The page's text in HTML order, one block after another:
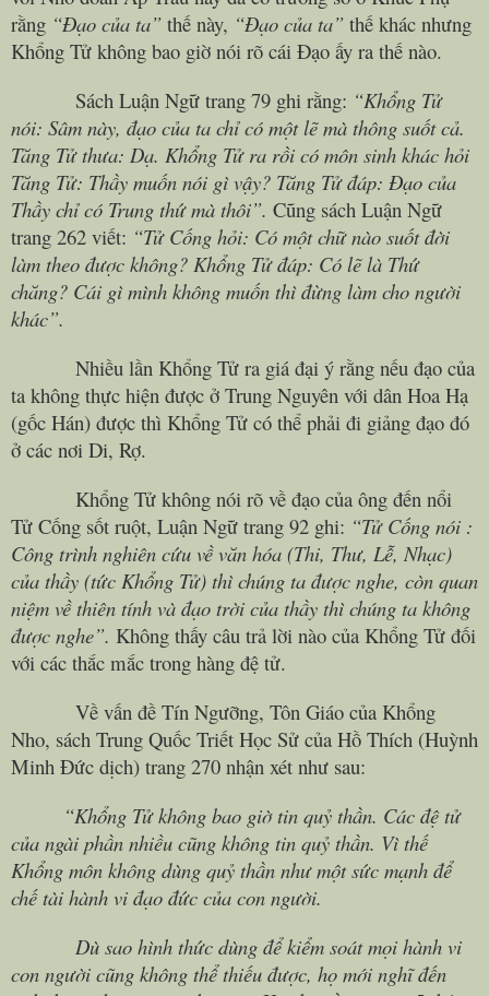
rằng “Đạo của ta” thế này, “Đạo của ta” thế khác nhưng
Khổng Tử không bao giờ nói rõ cái Đạo ấy ra thế nào.
Sách Luận Ngữ trang 79 ghi rằng: “Khổng Tử
nói: Sâm này, đạo của ta chỉ có một lẽ mà thông suốt cả.
Tăng Tử thưa: Dạ. Khổng Tử ra rồi có môn sinh khác hỏi
Tăng Tử: Thầy muốn nói gì vậy? Tăng Tử đáp: Đạo của
Thầy chỉ có Trung thứ mà thôi”. Cũng sách Luận Ngữ
trang 262 viết: “Tử Cống hỏi: Có một chữ nào suốt đời
làm theo được không? Khổng Tử đáp: Có lẽ là Thứ
chăng? Cái gì mình không muốn thì đừng làm cho người
khác”.
Nhiều lần Khổng Tử ra giá đại ý rằng nếu đạo của
ta không thực hiện được ở Trung Nguyên với dân Hoa Hạ
(gốc Hán) được thì Khổng Tử có thể phải đi giảng đạo đó
ở các nơi Di, Rợ.
Khổng Tử không nói rõ về đạo của ông đến nổi
Tử Cống sốt ruột, Luận Ngữ trang 92 ghi: “Tử Cống nói :
Công trình nghiên cứu về văn hóa (Thi, Thư, Lễ, Nhạc)
của thầy (tức Khổng Tử) thì chúng ta được nghe, còn quan
niệm về thiên tính và đạo trời của thầy thì chúng ta không
được nghe”. Không thấy câu trả lời nào của Khổng Tử đối
với các thắc mắc trong hàng đệ tử.
Về vấn đề Tín Ngưỡng, Tôn Giáo của Khổng
Nho, sách Trung Quốc Triết Học Sử của Hồ Thích (Huỳnh
Minh Đức dịch) trang 270 nhận xét như sau:
“Khổng Tử không bao giờ tin quỷ thần. Các đệ tử
của ngài phần nhiều cũng không tin quỷ thần. Vì thế
Khổng môn không dùng quỷ thần như một sức mạnh để
chế tài hành vi đạo đức của con người.
Dù sao hình thức dùng để kiểm soát mọi hành vi
con người cũng không thể thiếu được, họ mới nghĩ đến